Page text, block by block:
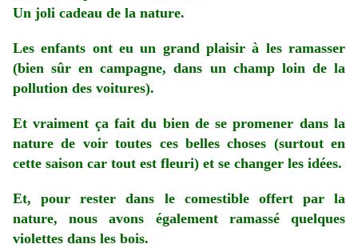
Un joli cadeau de la nature.
Les enfants ont eu un grand plaisir à les ramasser
(bien sûr en campagne, dans un champ loin de la
pollution des voitures).
Et vraiment ça fait du bien de sepromener dans la
nature de voir toutes ces belles choses (surtout en
cette saison car tout est fleuri) et se changer les idées.
Et, pour rester dans le comestible offert par la
nature, nous avons également ramassé quelques
violettes dans les bois.